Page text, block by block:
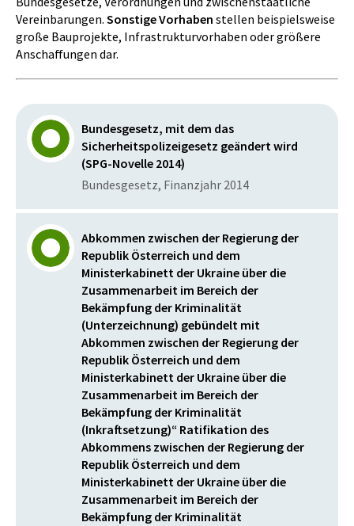
Vereinbarungen. Sonstige Vorhaben stellen beispielsweise
große Bauprojekte, Infrastrukturvorhaben oder größere
Anschaffungen dar.
Bundesgesetz, mit dem das
Sicherheitspolizeigesetz geändert wird
(SPG-Novelle 2014)
Bundesgesetz, Finanzjahr 2014
Abkommen zwischen der Regierung der
Republik Österreich und dem
Ministerkabinett der Ukraine über die
Zusammenarbeit im Bereich der
Bekämpfung der Kriminalität
(Unterzeichnung) gebündelt mit
Abkommen zwischen der Regierung der
Republik Österreich und dem
Ministerkabinett der Ukraine über die
Zusammenarbeit im Bereich der
Bekämpfung der Kriminalität
(Inkraftsetzung)“ Ratifikation des
Abkommens zwischen der Regierung der
Republik Österreich und dem
Ministerkabinett der Ukraine über die
Zusammenarbeit im Bereich der
Bekämpfung der Kriminalität